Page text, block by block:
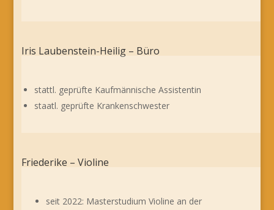
Iris Laubenstein-Heilig – Büro
stattl. geprüfte Kaufmännische Assistentin
staatl. geprüfte Krankenschwester
Friederike – Violine
seit 2022: Masterstudium Violine an der